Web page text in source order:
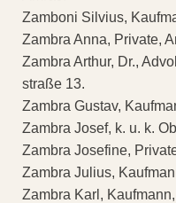
Zamboni Silvius,
Zambra Anna, Private,
Zambra Arthur, Dr.,
straße 13.
Zambra Gustav,
Zambra Josef, k. u. k.
Zambra Josefine,
Zambra Julius,
Zambra Karl,